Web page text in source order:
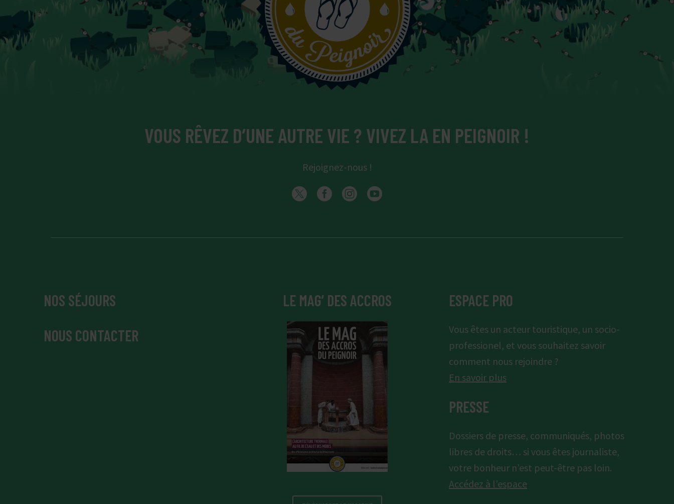
VOUS RÊVEZ D’UNE AUTRE VIE ? VIVEZ LA EN PEIGNOIR !
Rejoignez-nous !
NOS SÉJOURS
NOUS CONTACTER
LE MAG’ DES ACCROS ESPACE PRO
Vous êtes un acteur touristique, un socio-
professionel, et vous souhaitez savoir
comment nous rejoindre ?
En savoir plus
PRESSE
Dossiers de presse, communiqués, photos
libres de droits… si vous êtes journaliste,
votre bonheur n’est peut-être pas loin.
Accédez à l’espace